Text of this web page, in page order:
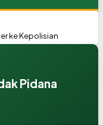
ke Kepolisian
Pidana